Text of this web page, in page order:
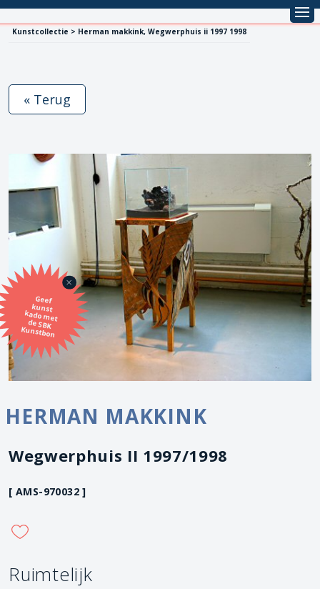
Kunstcollectie > Herman makkink, Wegwerphuis ii 1997 1998
Geef
kunst
kado met
de SBK
Kunstbon
« Terug
HERMAN MAKKINK
Wegwerphuis II 1997/1998
[ AMS-970032 ]
Ruimtelijk